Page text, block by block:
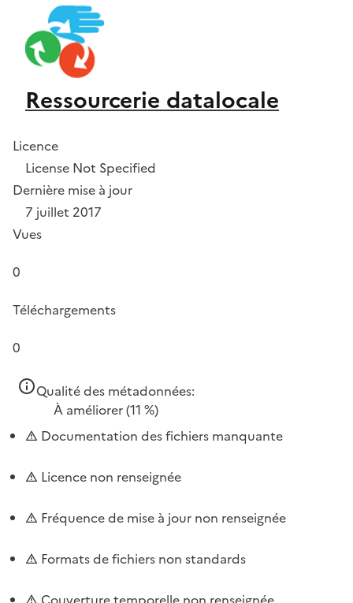
Ressourcerie datalocale
Licence
License Not Specified
Dernière mise à jour
7 juillet 2017
Vues
0
Téléchargements
0
Qualité des métadonnées:
À améliorer(11 %)
Documentation des fichiers manquante
Licence non renseignée
Fréquence de mise à jour non renseignée
Formats de fichiers non standards